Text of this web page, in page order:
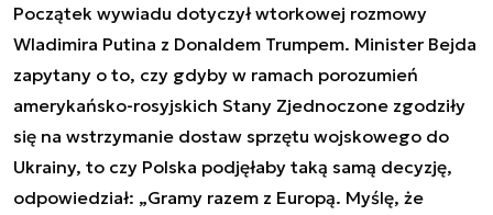
Początek wywiadu dotyczył wtorkowej rozmowy
Wladimira Putina z Donaldem Trumpem. Minister Bejda
zapytany o to, czy gdyby w ramach porozumień
amerykańsko-rosyjskich Stany Zjednoczone zgodziły
się na wstrzymanie dostaw sprzętu wojskowego do
Ukrainy, to czy Polska podjęłaby taką samą decyzję,
odpowiedział: „Gramy razem z Europą. Myślę, że